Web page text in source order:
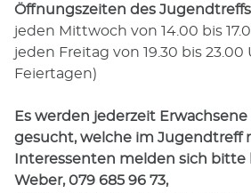
Öffnungszeiten des Jugendtreffs
jeden Mittwoch von 14.00 bis
jeden Freitag von 19.30 bis 23.00
Feiertagen)
Es werden jederzeit
gesucht, welche im Jugendtreff
Interessenten melden sich bitte
Weber, 079 685 96 73,